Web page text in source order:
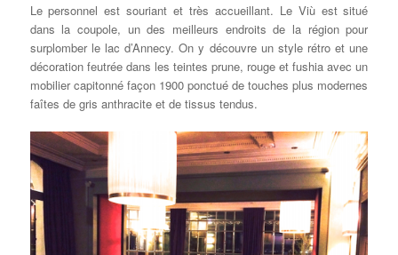
Le personnel est souriant et très accueillant. Le Viù est situé
dans la coupole, un des meilleurs endroits de la région pour
surplomber le lac d’Annecy. On y découvre un style rétro et une
décoration feutrée dans les teintes prune, rouge et fushia avec un
mobilier capitonné façon 1900 ponctué de touches plus modernes
faîtes de gris anthracite et de tissus tendus.